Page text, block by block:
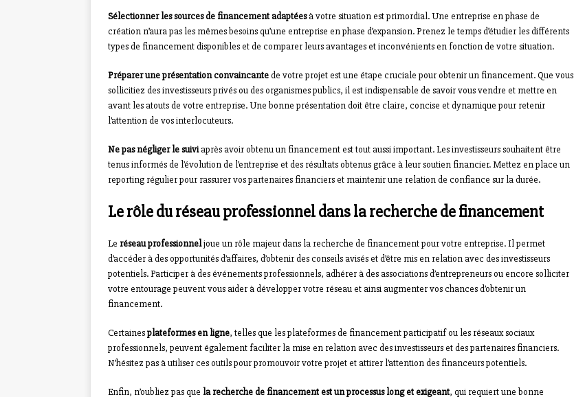
Sélectionner les sources de financement adaptéesà votre situation est primordial. Une entreprise en phase de
création n’aura pas les mêmes besoins qu’une entreprise en phase d’expansion. Prenez le temps d’étudier les différents
types de financement disponibles et de comparer leurs avantages et inconvénients en fonction de votre situation.
Préparer une présentation convaincantede votre projet est une étape cruciale pour obtenir un financement. Que vous
sollicitiez des investisseurs privés ou des organismes publics, il est indispensable de savoir vous vendre et mettre en
avant les atouts de votre entreprise. Une bonne présentation doit être claire, concise et dynamique pour retenir
l’attention de vos interlocuteurs.
Ne pas négliger le suiviaprès avoir obtenu un financement est tout aussi important. Les investisseurs souhaitent être
tenus informés de l’évolution de l’entreprise et des résultats obtenus grâce à leur soutien financier. Mettez en place un
reporting régulier pour rassurer vos partenaires financiers et maintenir une relation de confiance sur la durée.
Le rôle du réseau professionnel dans la recherche de financement
Le réseau professionneljoue un rôle majeur dans la recherche de financement pour votre entreprise. Il permet
d’accéder à des opportunités d’affaires, d’obtenir des conseils avisés et d’être mis en relation avec des investisseurs
potentiels. Participer à des événements professionnels, adhérer à des associations d’entrepreneurs ou encore solliciter
votre entourage peuvent vous aider à développer votre réseau et ainsi augmenter vos chances d’obtenir un
financement.
Certainesplateformes en ligne, telles que les plateformes de financement participatif ou les réseaux sociaux
professionnels, peuvent également faciliter la mise en relation avec des investisseurs et des partenaires financiers.
N’hésitez pas à utiliser ces outils pour promouvoir votre projet et attirer l’attention des financeurs potentiels.
Enfin, n’oubliez pas que la recherche de financement est un processus long et exigeant, qui requiert une bonne